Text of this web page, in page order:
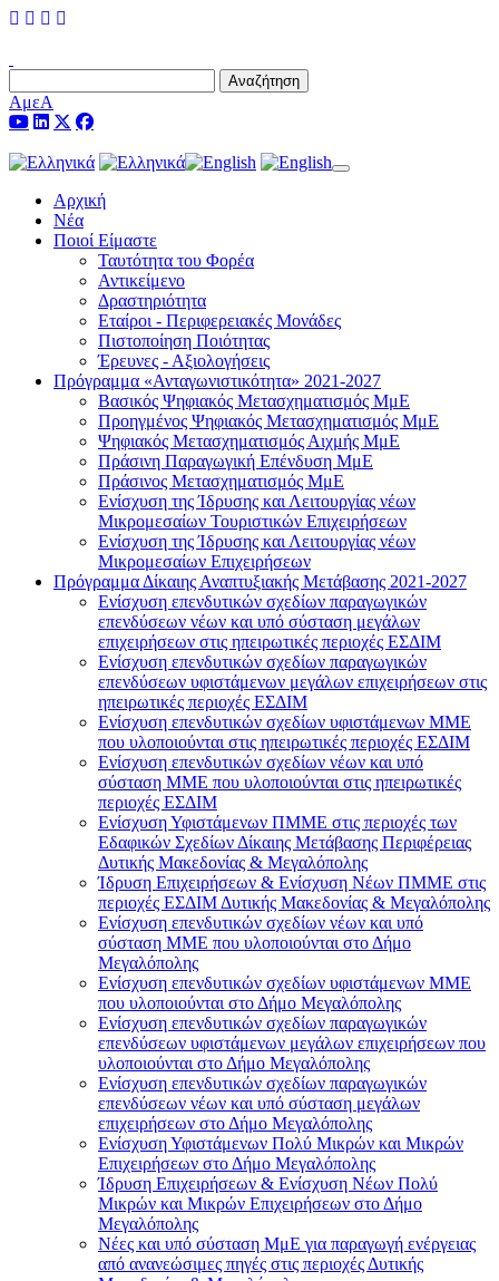
Αναζήτηση
ΑμεΑ
Toggle navigation
Αρχική
Νέα
Ποιοί Είμαστε
Ταυτότητα του Φορέα
Αντικείμενο
Δραστηριότητα
Εταίροι - Περιφερειακές Μονάδες
Πιστοποίηση Ποιότητας
Έρευνες - Αξιολογήσεις
Πρόγραμμα «Ανταγωνιστικότητα» 2021-2027
Βασικός Ψηφιακός Μετασχηματισμός ΜμΕ
Προηγμένος Ψηφιακός Μετασχηματισμός ΜμΕ
Ψηφιακός Μετασχηματισμός Αιχμής ΜμΕ
Πράσινη Παραγωγική Επένδυση ΜμΕ
Πράσινος Μετασχηματισμός ΜμΕ
Ενίσχυση της Ίδρυσης και Λειτουργίας νέων
Μικρομεσαίων Τουριστικών Επιχειρήσεων
Ενίσχυση της Ίδρυσης και Λειτουργίας νέων
Μικρομεσαίων Επιχειρήσεων
Πρόγραμμα Δίκαιης Αναπτυξιακής Μετάβασης 2021-2027
Ενίσχυση επενδυτικών σχεδίων παραγωγικών
επενδύσεων νέων και υπό σύσταση μεγάλων
επιχειρήσεων στις ηπειρωτικές περιοχές ΕΣΔΙΜ
Ενίσχυση επενδυτικών σχεδίων παραγωγικών
επενδύσεων υφιστάμενων μεγάλων επιχειρήσεων στις
ηπειρωτικές περιοχές ΕΣΔΙΜ
Ενίσχυση επενδυτικών σχεδίων υφιστάμενων ΜΜΕ
που υλοποιούνται στις ηπειρωτικές περιοχές ΕΣΔΙΜ
Ενίσχυση επενδυτικών σχεδίων νέων και υπό
σύσταση ΜΜΕ που υλοποιούνται στις ηπειρωτικές
περιοχές ΕΣΔΙΜ
Ενίσχυση Υφιστάμενων ΠΜΜΕ στις περιοχές των
Εδαφικών Σχεδίων Δίκαιης Μετάβασης Περιφέρειας
Δυτικής Μακεδονίας & Μεγαλόπολης
Ίδρυση Επιχειρήσεων & Ενίσχυση Νέων ΠΜΜΕ στις
περιοχές ΕΣΔΙΜ Δυτικής Μακεδονίας & Μεγαλόπολης
Ενίσχυση επενδυτικών σχεδίων νέων και υπό
σύσταση ΜΜΕ που υλοποιούνται στο Δήμο
Μεγαλόπολης
Ενίσχυση επενδυτικών σχεδίων υφιστάμενων ΜΜΕ
που υλοποιούνται στο Δήμο Μεγαλόπολης
Ενίσχυση επενδυτικών σχεδίων παραγωγικών
επενδύσεων υφιστάμενων μεγάλων επιχειρήσεων που
υλοποιούνται στο Δήμο Μεγαλόπολης
Ενίσχυση επενδυτικών σχεδίων παραγωγικών
επενδύσεων νέων και υπό σύσταση μεγάλων
επιχειρήσεων στο Δήμο Μεγαλόπολης
Ενίσχυση Υφιστάμενων Πολύ Μικρών και Μικρών
Επιχειρήσεων στο Δήμο Μεγαλόπολης
Ίδρυση Επιχειρήσεων & Ενίσχυση Νέων Πολύ
Μικρών και Μικρών Επιχειρήσεων στο Δήμο
Μεγαλόπολης
Νέες και υπό σύσταση ΜμΕ για παραγωγή ενέργειας
από ανανεώσιμες πηγές στις περιοχές Δυτικής